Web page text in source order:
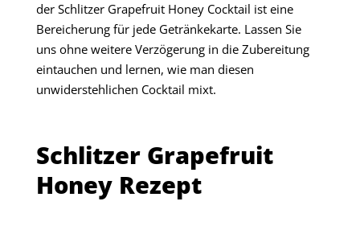
der Schlitzer Grapefruit Honey Cocktail ist eine
Bereicherung für jede Getränkekarte. Lassen Sie
uns ohne weitere Verzögerung in die Zubereitung
eintauchen und lernen, wie man diesen
unwiderstehlichen Cocktail mixt.
Schlitzer Grapefruit
Honey Rezept